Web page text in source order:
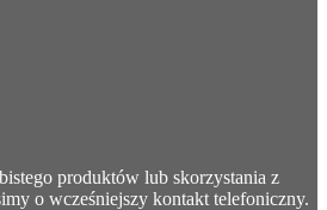
produktów lub skorzystania z
o wcześniejszy kontakt telefoniczny.